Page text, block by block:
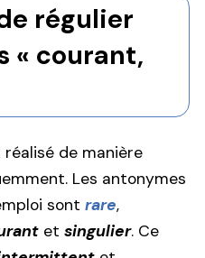
régulier
« courant,
de manière
Les antonymes
sont rare,
et singulier. Ce